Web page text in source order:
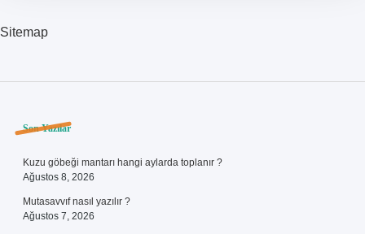
Sitemap
Sidebar
Son Yazılar
Kuzu göbeği mantarı hangi aylarda toplanır ?
Ağustos 8, 2026
Mutasavvıf nasıl yazılır ?
Ağustos 7, 2026